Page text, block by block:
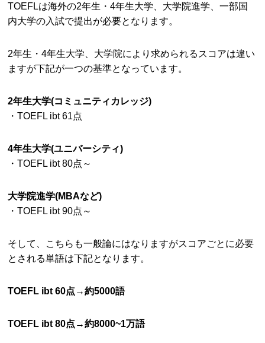
TOEFLは海外の2年生・4年生大学、大学院進学、一部国
内大学の入試で提出が必要となります。
2年生・4年生大学、大学院により求められるスコアは違い
ますが下記が一つの基準となっています。
2年生大学(コミュニティカレッジ)
・TOEFL ibt 61点
4年生大学(ユニバーシティ)
・TOEFL ibt 80点～
大学院進学(MBAなど)
・TOEFL ibt 90点～
そして、こちらも一般論にはなりますがスコアごとに必要
とされる単語は下記となります。
TOEFL ibt 60点→約5000語
TOEFL ibt 80点→約8000~1万語